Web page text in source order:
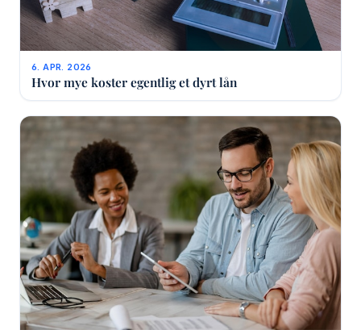
6. APR. 2026
Hvor mye koster egentlig et dyrt lån